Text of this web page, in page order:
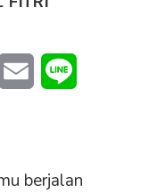
PinterestEmail
berjalan